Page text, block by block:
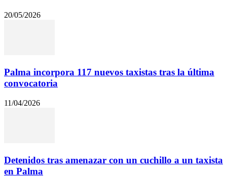
20/05/2026
Palma incorpora 117 nuevos taxistas tras la última
convocatoria
11/04/2026
Detenidos tras amenazar con un cuchillo a un taxista
en Palma